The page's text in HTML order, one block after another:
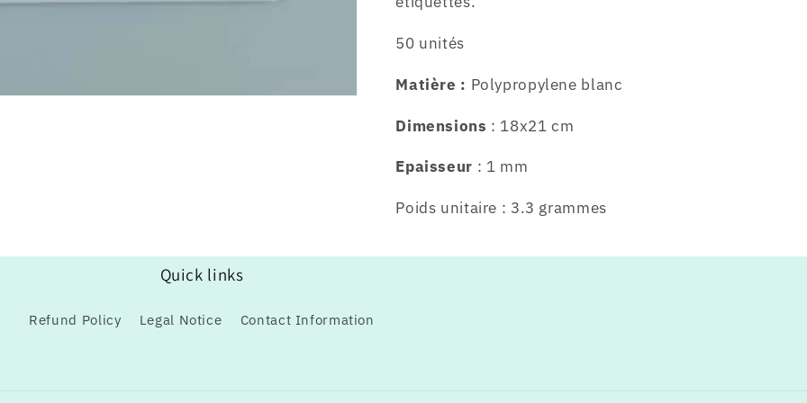
50 unités
Matière : Polypropylene blanc
Dimensions : 18x21 cm
Epaisseur : 1 mm
Poids unitaire : 3.3 grammes
Quick links
Refund Policy Legal Notice Contact Information